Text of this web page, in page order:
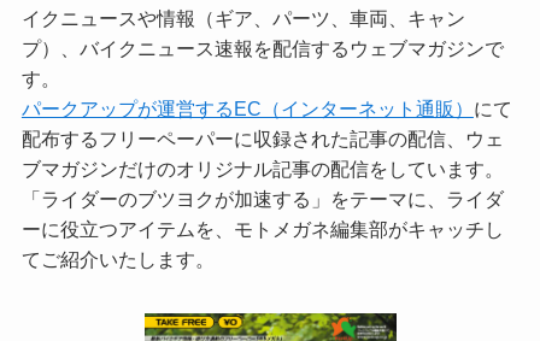
イクニュースや情報（ギア、パーツ、車両、キャン
プ）、バイクニュース速報を配信するウェブマガジンで
す。
パークアップが運営するEC（インターネット通販） にて
配布するフリーペーパーに収録された記事の配信、ウェ
ブマガジンだけのオリジナル記事の配信をしています。
「ライダーのブツヨクが加速する」をテーマに、ライダ
ーに役立つアイテムを、モトメガネ編集部がキャッチし
てご紹介いたします。